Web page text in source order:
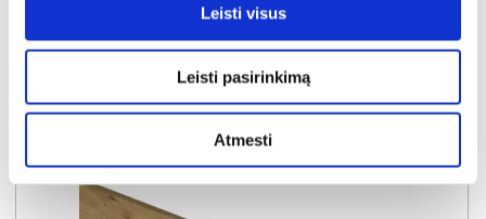
Leisti visus
Leisti pasirinkimą
Atmesti
Į krepšelį